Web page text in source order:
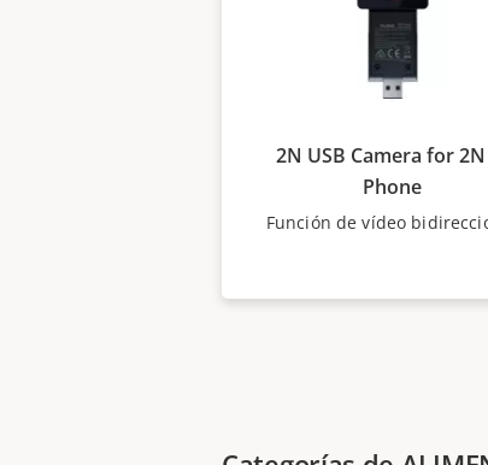
2N USB Camera for 2N
Phone
Función de vídeo